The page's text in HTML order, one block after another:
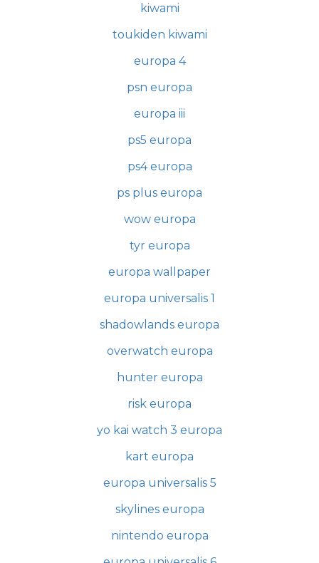
kiwami
toukiden kiwami
europa 4
psn europa
europa iii
ps5 europa
ps4 europa
ps plus europa
wow europa
tyr europa
europa wallpaper
europa universalis 1
shadowlands europa
overwatch europa
hunter europa
risk europa
yo kai watch 3 europa
kart europa
europa universalis 5
skylines europa
nintendo europa